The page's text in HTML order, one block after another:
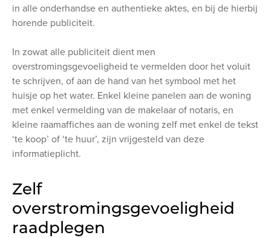
in alle onderhandse en authentieke aktes, en bij de hierbij
horende publiciteit.
In zowat alle publiciteit dient men
overstromingsgevoeligheid te vermelden door het voluit
te schrijven, of aan de hand van het symbool met het
huisje op het water. Enkel kleine panelen aan de woning
met enkel vermelding van de makelaar of notaris, en
kleine raamaffiches aan de woning zelf met enkel de tekst
‘te koop’ of ‘te huur’, zijn vrijgesteld van deze
informatieplicht.
Zelf
overstromingsgevoeligheid
raadplegen